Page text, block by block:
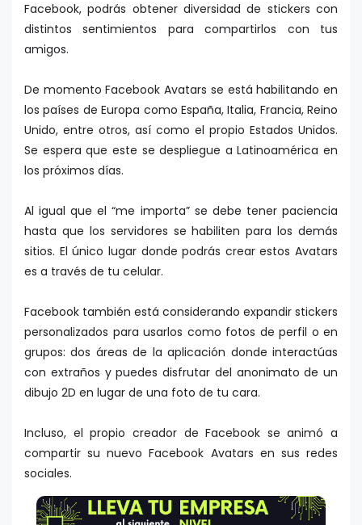
Facebook, podrás obtener diversidad de stickers con
distintos sentimientos para compartirlos con tus
amigos.
De momento Facebook Avatars se está habilitando en
los países de Europa como España, Italia, Francia, Reino
Unido, entre otros, así como el propio Estados Unidos.
Se espera que este se despliegue a Latinoamérica en
los próximos días.
Al igual que el “me importa” se debe tener paciencia
hasta que los servidores se habiliten para los demás
sitios. El único lugar donde podrás crear estos Avatars
es a través de tu celular.
Facebook también está considerando expandir stickers
personalizados para usarlos como fotos de perfil o en
grupos: dos áreas de la aplicación donde interactúas
con extraños y puedes disfrutar del anonimato de un
dibujo 2D en lugar de una foto de tu cara.
Incluso, el propio creador de Facebook se animó a
compartir su nuevo Facebook Avatars en sus redes
sociales.